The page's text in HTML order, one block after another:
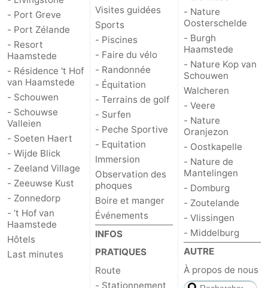
Rockanje
Zeeland
Schouwen-
Duiveland
-
Brouwershaven
-
Bruinisse
-
Zierikzee
-
Nature
Oosterschelde
Burgh
Haamstede
Nature
Kop
Walcheren
-
- Port Greve
- Port Zélande
- Resort
Haamstede
- Résidence 't Hof
van Haamstede
- Schouwen
- Schouwse
Valleien
- Soeten Haert
- Wijde Blick
- Zeeland Village
- Zeeuwse Kust
- Zonnedorp
- ’t Hof van
Haamstede
Hôtels
Last minutes
Visites guidées
Sports
- Piscines
- Faire du vélo
- Randonnée
- Équitation
- Terrains de golf
- Surfen
- Peche Sportive
- Equitation
Immersion
Observation des
phoques
Boire et manger
Événements
INFOS
PRATIQUES
Route
- Stationnement
- Nature
Oosterschelde
- Burgh
Haamstede
- Nature Kop van
Schouwen
Walcheren
- Veere
- Nature
Oranjezon
- Oostkapelle
- Nature de
Mantelingen
- Domburg
- Zoutelande
- Vlissingen
- Middelburg
AUTRE
À propos de nous